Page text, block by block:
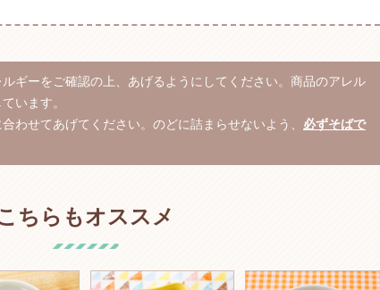
ギーをご確認の上、あげるようにしてください。商品のアレル
います。
わせてあげてください。のどに詰まらせないよう、 必ずそばで
ちらもオススメ